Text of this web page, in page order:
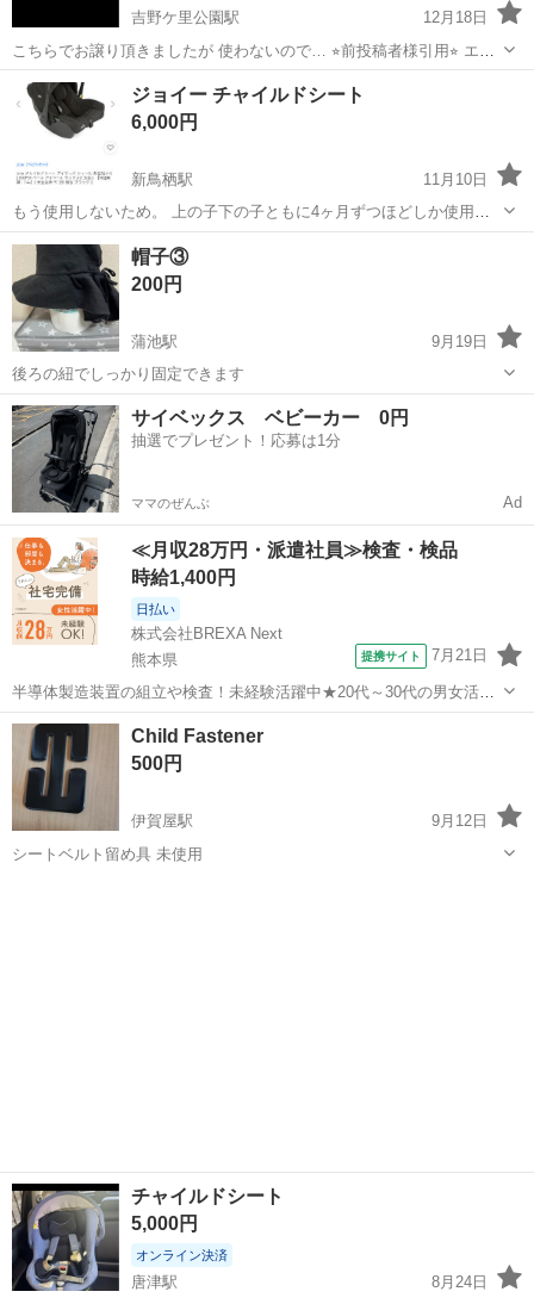
吉野ケ里公園駅
12月18日
こちらでお譲り頂きましたが 使わないので… ⭐︎前投稿者様引用⭐︎ エイ
トン Q（ミッドナイトブルー） ブランド：サイベックス 数多くの賞を
獲得してきたサイベックスの新生児用ベビーシートATON（エイトン）
シリーズに、AT...
佐賀 神埼郡 吉野ケ里公園駅 ベビー用品
ジョイー チャイルドシート
6,000円
新鳥栖駅
11月10日
もう使用しないため。 上の子下の子ともに4ヶ月ずつほどしか使用し
てません。
佐賀 佐賀市 新鳥栖駅
帽子③
200円
蒲池駅
9月19日
後ろの紐でしっかり固定できます
佐賀 佐賀市 蒲池駅 ベビー用品
サイベックス ベビーカー 0円
抽選でプレゼント！応募は1分
ママのぜんぶ Ad
≪月収28万円・派遣社員≫検査・検品
時給1,400円
日払い
株式会社BREXA Next
熊本県
提携サイト 7月21日
半導体製造装置の組立や検査！未経験活躍中★20代～30代の男女活躍
中★ワンルーム寮完備！赴任旅費会社負担！マイカー通勤OK！無料駐
車場あり！正社員登用あり！《熊本県菊池郡大津町》 人気の工場のお
仕事 ◇半導体製造装置の組立...
熊本 その他
Child Fastener
500円
伊賀屋駅
9月12日
シートベルト留め具 未使用
チャイルドシート
5,000円
オンライン決済
唐津駅
8月24日